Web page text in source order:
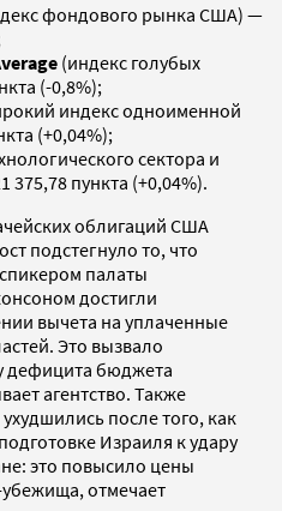
фондового рынка США) —
(индекс голубых
(-0,8%);
индекс одноименной
(+0,04%);
сектора и
375,78 пункта (+0,04%).
облигаций США
подстегнуло то, что
палаты
достигли
вычета на уплаченные
Это вызвало
дефицита бюджета
агентство. Также
после того, как
Израиля к удару
это повысило цены
отмечает